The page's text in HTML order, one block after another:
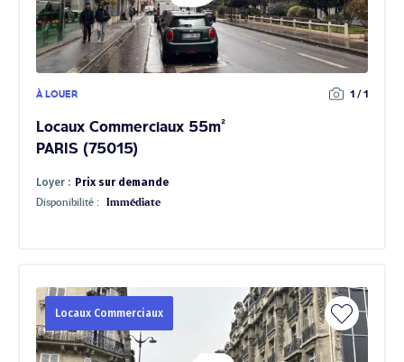
À LOUER 1 / 1
Locaux Commerciaux 55m²
PARIS (75015)
Loyer : Prix sur demande
Disponibilité : Immédiate
Locaux Commerciaux